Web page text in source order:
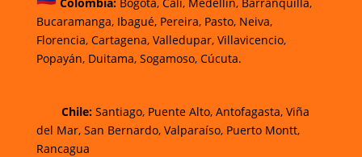
Bucaramanga,Ibagué,Pereira,Pasto, Neiva,
Florencia, Cartagena, Valledupar, Villavicencio,
Popayán, Duitama, Sogamoso, Cúcuta.
Chile:Santiago, Puente Alto, Antofagasta, Viña
del Mar, San Bernardo, Valparaíso, Puerto Montt,
Rancagua